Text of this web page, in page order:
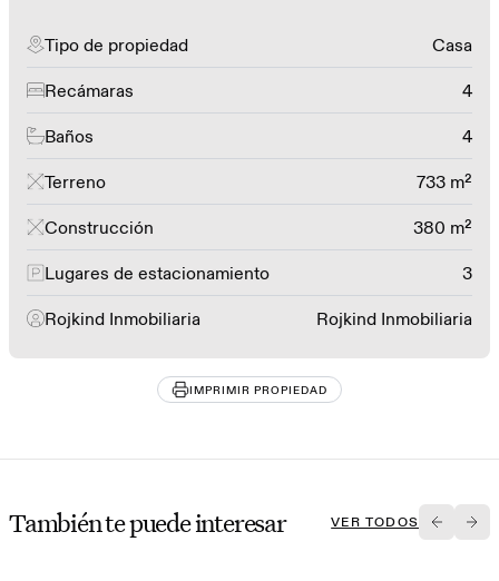
Tipo de propiedad Casa
Recámaras 4
Baños 4
Terreno 733 m²
Construcción 380 m²
Lugares de estacionamiento 3
Rojkind Inmobiliaria Rojkind Inmobiliaria
IMPRIMIR PROPIEDAD
También te puede interesar VER TODOS